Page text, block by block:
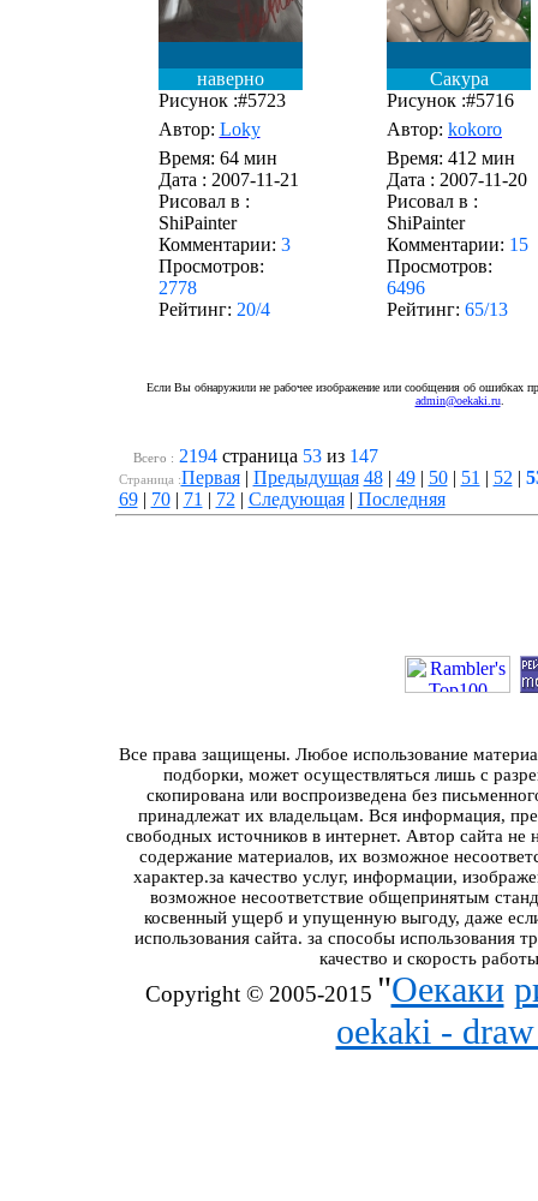
наверно
Рисунок :#5723
Автор: Loky
Время: 64 мин
Дата : 2007-11-21
Рисовал в :
ShiPainter
Комментарии: 3
Просмотров:
2778
Рейтинг: 20/4
Сакура
Рисунок :#5716
Автор: kokoro
Время: 412 мин
Дата : 2007-11-20
Рисовал в :
ShiPainter
Комментарии: 15
Просмотров:
6496
Рейтинг: 65/13
Если Вы обнаружили не рабочее изображение или сообщения об ошибках
admin@oekaki.ru.
Всего : 2194страница 53из 147
Cтраница :Первая| Предыдущая 48| 49| 50| 51 | 52 |
69| 70| 71 | 72 | Следующая| Последняя
Все права защищены. Любое использование
подборки, может осуществляться лишь с
скопирована или воспроизведена без
принадлежат их владельцам. Вся информация,
свободных источников в интернет. Автор сайта не
содержание материалов, их возможное
характер.за качество услуг, информации,
возможное несоответствие общепринятым
косвенный ущерб и упущенную выгоду, даже
использования сайта. за способы использования
качество и скорость
Copyright © 2005-2015 "Оекаки
oekaki -